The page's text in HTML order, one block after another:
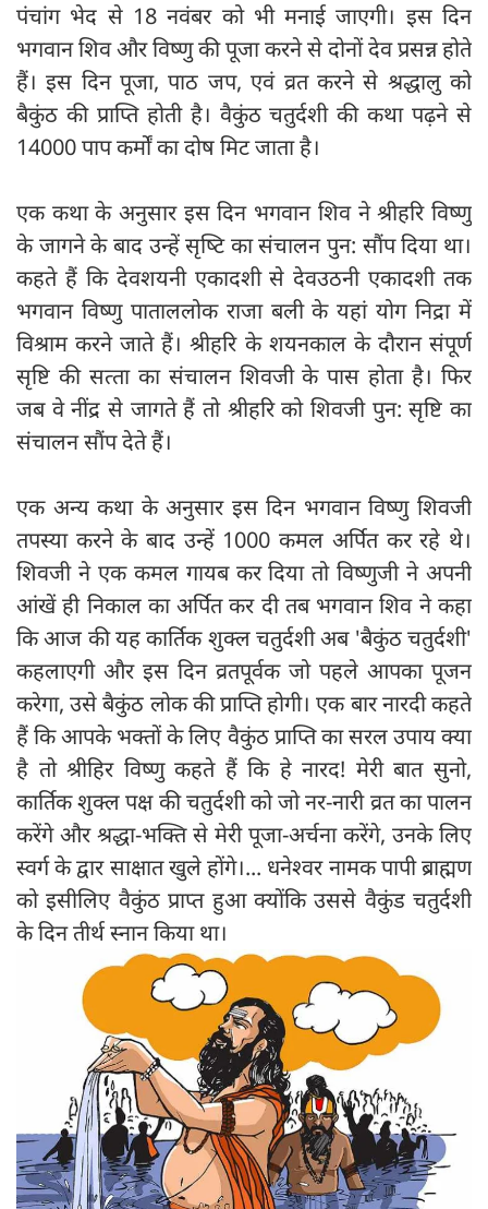
पंचांग भेद से 18 नवंबर को भी मनाई जाएगी। इस दिन
भगवान शिव और विष्णु की पूजा करने से दोनों देव प्रसन्न होते
हैं। इस दिन पूजा, पाठ जप, एवं व्रत करने से श्रद्धालु को
बैकुंठ की प्राप्ति होती है। वैकुंठ चतुर्दशी की कथा पढ़ने से
14000 पाप कर्मों का दोष मिट जाता है।
एक कथा के अनुसार इस दिन भगवान शिव ने श्रीहरि विष्णु
के जागने के बाद उन्हें सृष्‍टि का संचालन पुन: सौंप दिया था।
कहते हैं कि देवशयनी एकादशी से देवउठनी एकादशी तक
भगवान विष्‍णु पाताललोक राजा बली के यहां योग निद्रा में
विश्राम करने जाते हैं। श्रीहरि के शयनकाल के दौरान संपूर्ण
सृष्टि की सत्‍ता का संचालन शिवजी के पास होता है। फिर
जब वे नींद्र से जागते हैं तो श्रीहरि को शिवजी पुन: सृष्टि का
संचालन सौंप देते हैं।
एक अन्य कथा के अनुसार इस दिन भगवान विष्णु शिवजी
तपस्या करने के बाद उन्हें 1000 कमल अर्पित कर रहे थे।
शिवजी ने एक कमल गायब कर दिया तो विष्णुजी ने अपनी
आंखें ही निकाल का अर्पित कर दी तब भगवान शिव ने कहा
कि आज की यह कार्तिक शुक्ल चतुर्दशी अब 'बैकुंठ चतुर्दशी'
कहलाएगी और इस दिन व्रतपूर्वक जो पहले आपका पूजन
करेगा, उसे बैकुंठ लोक की प्राप्ति होगी। एक बार नारदी कहते
हैं कि आपके भक्तों के लिए वैकुंठ प्राप्ति का सरल उपाय क्या
है तो श्रीहिर विष्णु कहते हैं कि हे नारद! मेरी बात सुनो,
कार्तिक शुक्ल पक्ष की चतुर्दशी को जो नर-नारी व्रत का पालन
करेंगे और श्रद्धा-भक्ति से मेरी पूजा-अर्चना करेंगे, उनके लिए
स्वर्ग के द्वार साक्षात खुले होंगे।... धनेश्वर नामक पापी ब्राह्मण
को इसीलिए वैकुंठ प्राप्त हुआ क्योंकि उससे वैकुंड चतुर्दशी
के दिन तीर्थ स्नान किया था।